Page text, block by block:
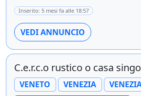
Inserito: 5 mesi fa alle 18:57
VEDI ANNUNCIO
C.e.r.c.o rustico o casa
VENETO VENEZIA